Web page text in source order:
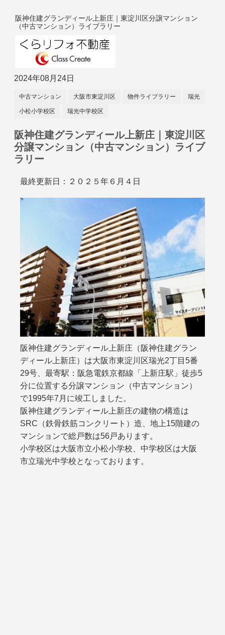
阪神住建グランディール上新庄｜東淀川区分譲マンション
（中古マンション）ライブラリー
2024年08月24日
中古マンション 大阪市東淀川区 物件ライブラリー 瑞光
小松小学校区 瑞光中学校区
阪神住建グランディール上新庄｜東淀川区
分譲マンション（中古マンション）ライブ
ラリー
最終更新日：２０２５年６月４日
阪神住建グランディール上新庄（阪神住建グラン
ディール上新庄）は大阪市東淀川区瑞光2丁目5番
29号、最寄駅：阪急電鉄京都線「上新庄駅」徒歩5
分に位置する分譲マンション（中古マンション）
で1995年7月に竣工しました。
阪神住建グランディール上新庄の建物の構造は
SRC（鉄骨鉄筋コンクリート）造、地上15階建の
マンションで総戸数は56戸あります。
小学校区は大阪市立小松小学校、中学校区は大阪
市立瑞光中学校となっております。